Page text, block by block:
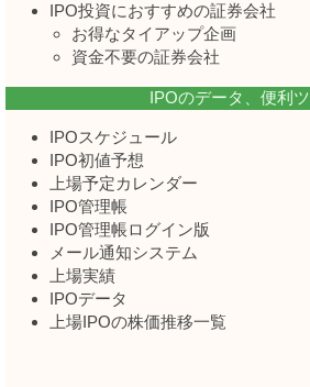
IPO投資におすすめの証券会社
お得なタイアップ企画
資金不要の証券会社
IPOのデータ、便利
IPOスケジュール
IPO初値予想
上場予定カレンダー
IPO管理帳
IPO管理帳ログイン版
メール通知システム
上場実績
IPOデータ
上場IPOの株価推移一覧